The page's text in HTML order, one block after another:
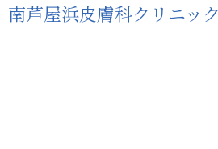
南芦屋浜皮膚科クリニック